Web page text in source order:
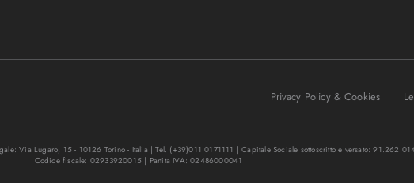
Privacy Policy & Cookies
Via Lugaro, 15 - 10126 Torino - Italia | Tel. (+39)011.0171111 | Capitale Sociale sottoscritto e versato:
Codice fiscale: 02933920015 | Partita IVA: 02486000041